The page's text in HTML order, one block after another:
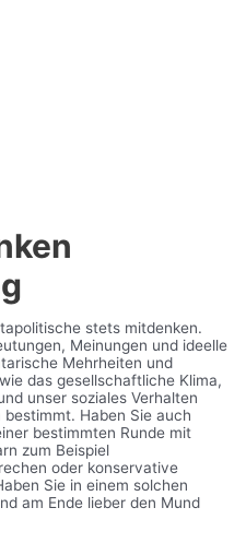
stets mitdenken.
Meinungen und ideelle
Mehrheiten und
das gesellschaftliche Klima,
unser soziales Verhalten
Haben Sie auch
bestimmten Runde mit
zum Beispiel
oder konservative
Sie in einem solchen
am Ende lieber den Mund